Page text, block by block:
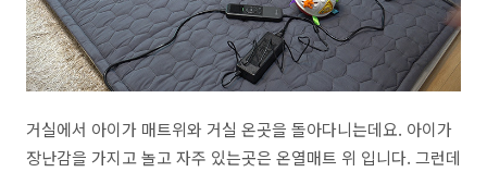
거실에서 아이가 매트위와 거실 온곳을 돌아다니는데요. 아이가
장난감을 가지고 놀고 자주 있는곳은 온열매트 위 입니다. 그런데